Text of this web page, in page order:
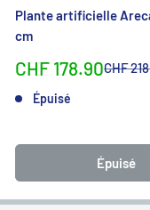
Plante artificielle
cm
Sonderpreis
CHF 178.90CHF
Épuisé
Épuisé